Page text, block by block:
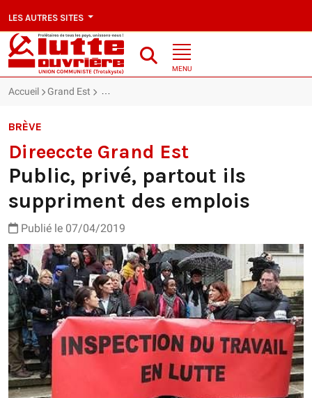
LES AUTRES SITES
MENU
Accueil Grand Est Direeccte Grand Est : Public, privé, partout ils
BRÈVE
Direeccte Grand Est
Public, privé, partout ils
suppriment des emplois
Publié le 07/04/2019